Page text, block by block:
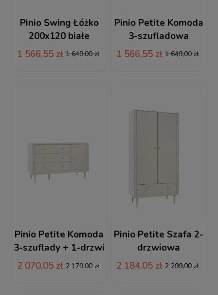
Pinio Swing Łóżko
200x120 białe
1 566,55 zł 1 649,00 zł
Pinio Petite Komoda
3-szufladowa
szampański
1 566,55 zł 1 649,00 zł
Pinio Petite Komoda
3-szuflady + 1-drzwi
szampański
2 070,05 zł 2 179,00 zł
Pinio Petite Szafa 2-
drzwiowa
szampański
2 184,05 zł 2 299,00 zł